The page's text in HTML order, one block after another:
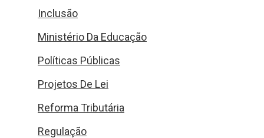
Inclusão
Ministério Da Educação
Políticas Públicas
Projetos De Lei
Reforma Tributária
Regulação